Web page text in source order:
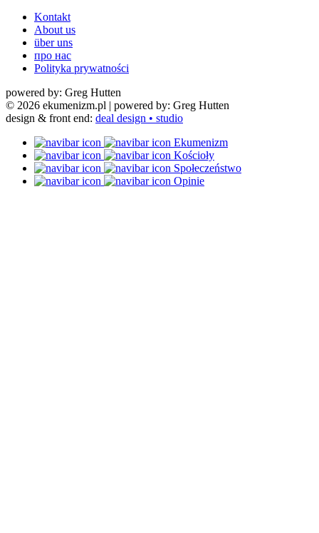
Kontakt
About us
über uns
про нас
Polityka prywatności
powered by: Greg Hutten
© 2026 ekumenizm.pl | powered by: Greg Hutten
design & front end: deal design • studio
Ekumenizm
Kościoły
Społeczeństwo
Opinie